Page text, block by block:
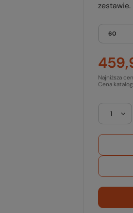
zestawie.
60
Cena
Najniższa